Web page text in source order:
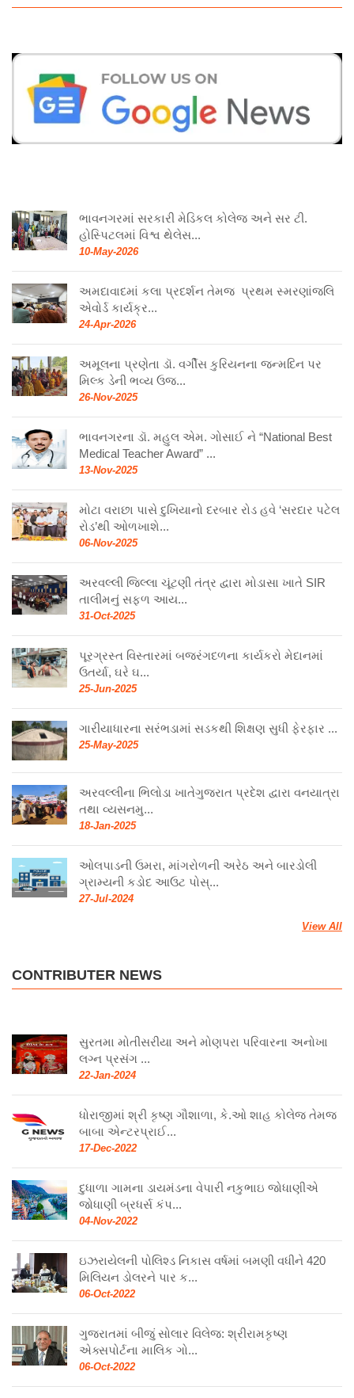
ભાવનગરમાં સરકારી મેડિકલ કોલેજ અને સર ટી.
હોસ્પિટલમાં વિશ્વ થેલેસ...
10-May-2026
અમદાવાદમાં કલા પ્રદર્શન તેમજ પ્રથમ સ્મરણાંજલિ
એવોર્ડ કાર્યક્ર...
24-Apr-2026
અમૂલના પ્રણેતા ડૉ. વર્ગીસ કુરિયનના જન્મદિન પર
મિલ્ક ડેની ભવ્ય ઉજ...
26-Nov-2025
ભાવનગરના ડૉ. મહુલ એમ. ગોસાઈ ને “National Best
Medical Teacher Award” ...
13-Nov-2025
મોટા વરાછા પાસે દુખિયાનો દરબાર રોડ હવે ‘સરદાર પટેલ
રોડ’થી ઓળખાશે...
06-Nov-2025
અરવલ્લી જિલ્લા ચૂંટણી તંત્ર દ્વારા મોડાસા ખાતે SIR
તાલીમનું સફળ આય...
31-Oct-2025
પૂરગ્રસ્ત વિસ્તારમાં બજરંગદળના કાર્યકરો મેદાનમાં
ઉતર્યા, ઘરે ઘ...
25-Jun-2025
ગારીયાધારના સરંભડામાં સડકથી શિક્ષણ સુધી ફેરફાર ...
25-May-2025
અરવલ્લીના ભિલોડા ખાતેગુજરાત પ્રદેશ દ્વારા વનયાત્રા
તથા વ્યસનમુ...
18-Jan-2025
ઓલપાડની ઉમરા, માંગરોળની અરેઠ અને બારડોલી
ગ્રામ્યની કડોદ આઉટ પોસ્...
27-Jul-2024
View All
CONTRIBUTER NEWS
સુરતમા મોતીસરીયા અને મોણપરા પરિવારના અનોખા
લગ્ન પ્રસંગ ...
22-Jan-2024
ધોરાજીમાં શ્રી કૃષ્ણ ગૌશાળા, કે.ઓ શાહ કોલેજ તેમજ
બાબા એન્ટરપ્રાઈ...
17-Dec-2022
દુધાળા ગામના ડાયમંડના વેપારી નકુભાઇ જોધાણીએ
જોધાણી બ્રધર્સ કંપ...
04-Nov-2022
ઇઝરાયેલની પોલિશ્ડ નિકાસ વર્ષમાં બમણી વધીને 420
મિલિયન ડોલરને પાર ક...
06-Oct-2022
ગુજરાતમાં બીજું સોલાર વિલેજ: શ્રીરામકૃષ્ણ
એક્સપોર્ટના માલિક ગો...
06-Oct-2022